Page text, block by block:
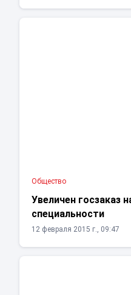
Общество
Увеличен госзаказ
специальности
12 февраля 2015 г., 09:47